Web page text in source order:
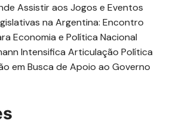
Assistir aos Jogos e Eventos
na Argentina: Encontro
Economia e Política Nacional
Intensifica Articulação Política
em Busca de Apoio ao Governo